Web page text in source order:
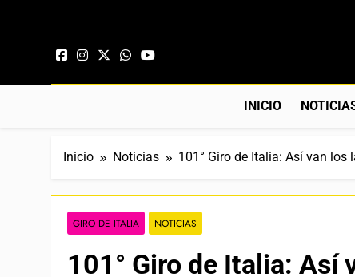
INICIO
Inicio Noticias 101° Giro de Italia: Así van
GIRO DE ITALIA NOTICIAS
101° Giro de Italia: Así